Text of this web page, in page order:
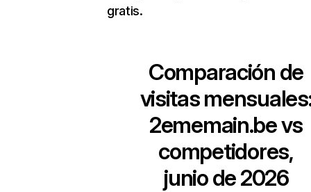
gratis.
Comparación de
visitas
2ememain.bevs
competidores,
junio de 2026